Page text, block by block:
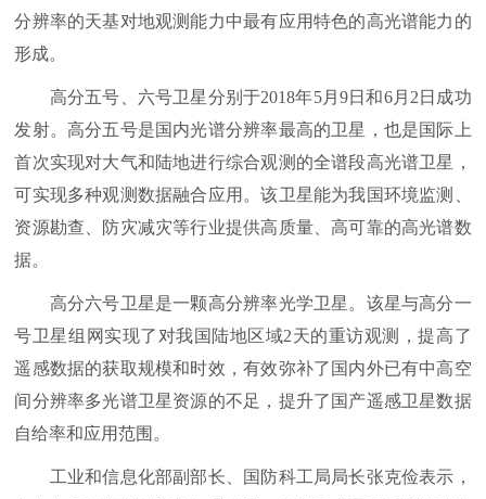
分辨率的天基对地观测能力中最有应用特色的高光谱能力的
形成。
高分五号、六号卫星分别于2018年5月9日和6月2日成功
发射。高分五号是国内光谱分辨率最高的卫星，也是国际上
首次实现对大气和陆地进行综合观测的全谱段高光谱卫星，
可实现多种观测数据融合应用。该卫星能为我国环境监测、
资源勘查、防灾减灾等行业提供高质量、高可靠的高光谱数
据。
高分六号卫星是一颗高分辨率光学卫星。该星与高分一
号卫星组网实现了对我国陆地区域2天的重访观测，提高了
遥感数据的获取规模和时效，有效弥补了国内外已有中高空
间分辨率多光谱卫星资源的不足，提升了国产遥感卫星数据
自给率和应用范围。
工业和信息化部副部长、国防科工局局长张克俭表示，